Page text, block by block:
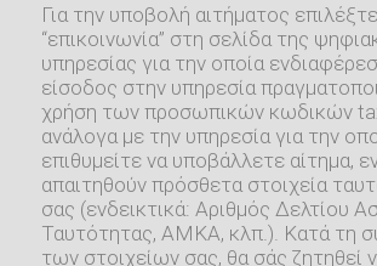
Για την υποβολή αιτήματος επιλέξτε
“επικοινωνία” στη σελίδα της
υπηρεσίας για την οποία
είσοδος στην υπηρεσία
χρήση των προσωπικών κωδικών
ανάλογα με την υπηρεσία για την
επιθυμείτε να υποβάλλετε αίτημα,
απαιτηθούν πρόσθετα στοιχεία
σας (ενδεικτικά: Αριθμός Δελτίου
Ταυτότητας, ΑΜΚΑ, κλπ.). Κατά τη
των στοιχείων σας, θα σάς ζητηθεί